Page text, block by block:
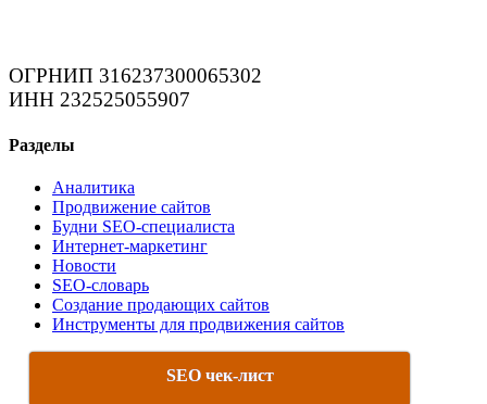
ОГРНИП 316237300065302
ИНН 232525055907
Разделы
Аналитика
Продвижение сайтов
Будни SEO-специалиста
Интернет-маркетинг
Новости
SEO-словарь
Создание продающих сайтов
Инструменты для продвижения сайтов
SEO чек-лист